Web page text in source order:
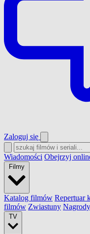
Zaloguj się
Wiadomości Obejrzyj
Filmy
Katalog filmów Repertuar
filmów Zwiastuny Nagrody
TV